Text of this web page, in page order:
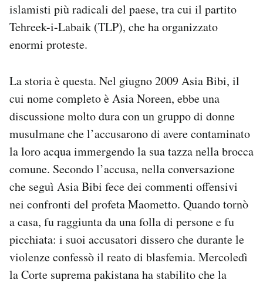
islamisti più radicali del paese, tra cui il partito
Tehreek-i-Labaik (TLP), che ha organizzato
enormi proteste.
La storia è questa. Nel giugno 2009 Asia Bibi, il
cui nome completo è Asia Noreen, ebbe una
discussione molto dura con un gruppo di donne
musulmane che l’accusarono di avere contaminato
la loro acqua immergendo la sua tazza nella brocca
comune. Secondo l’accusa, nella conversazione
che seguì Asia Bibi fece dei commenti offensivi
nei confronti del profeta Maometto. Quando tornò
a casa, fu raggiunta da una folla di persone e fu
picchiata: i suoi accusatori dissero che durante le
violenze confessò il reato di blasfemia. Mercoledì
la Corte suprema pakistana ha stabilito che la